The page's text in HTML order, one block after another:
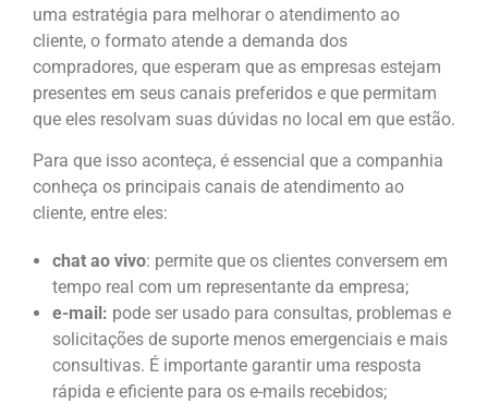
uma estratégia para melhorar o atendimento ao
cliente, o formato atende a demanda dos
compradores, que esperam que as empresas estejam
presentes em seus canais preferidos e que permitam
que eles resolvam suas dúvidas no local em que estão.
Para que isso aconteça, é essencial que a companhia
conheça os principais canais de atendimento ao
cliente, entre eles:
chat ao vivo: permite que os clientes conversem em
tempo real com um representante da empresa;
e-mail: pode ser usado para consultas, problemas e
solicitações de suporte menos emergenciais e mais
consultivas. É importante garantir uma resposta
rápida e eficiente para os e-mails recebidos;